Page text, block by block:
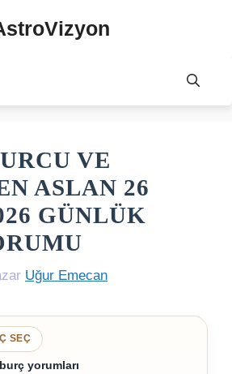
VE
ASLAN 26
GÜNLÜK
Uğur Emecan
SEÇ
yorumları